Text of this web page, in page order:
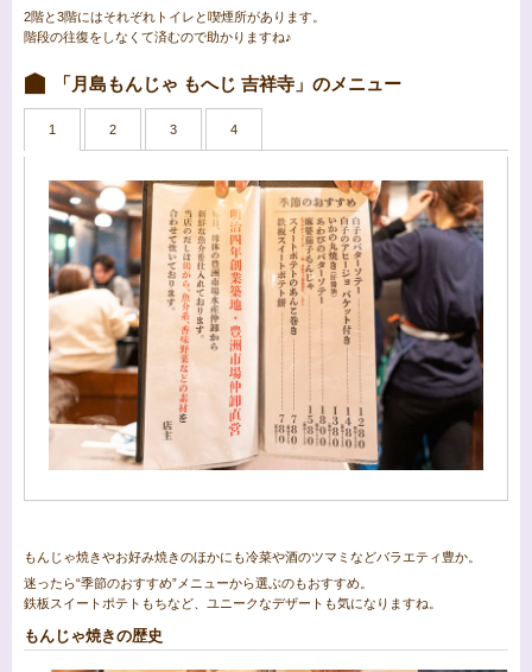
2階と3階にはそれぞれトイレと喫煙所があります。
階段の往復をしなくて済むので助かりますね♪
「月島もんじゃ もへじ 吉祥寺」のメニュー
1 2 3 4
もんじゃ焼きやお好み焼きのほかにも冷菜や酒のツマミなどバラエティ豊か。
迷ったら“季節のおすすめ”メニューから選ぶのもおすすめ。
鉄板スイートポテトもちなど、ユニークなデザートも気になりますね。
もんじゃ焼きの歴史